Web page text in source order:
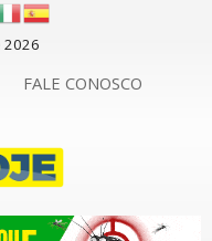
2026
FALE CONOSCO